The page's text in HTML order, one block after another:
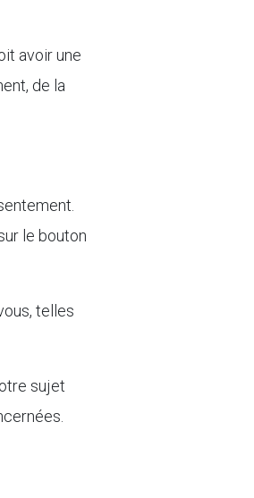
avoir une
de la
le bouton
telles
sujet